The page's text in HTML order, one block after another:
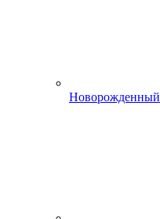
Новорожденный